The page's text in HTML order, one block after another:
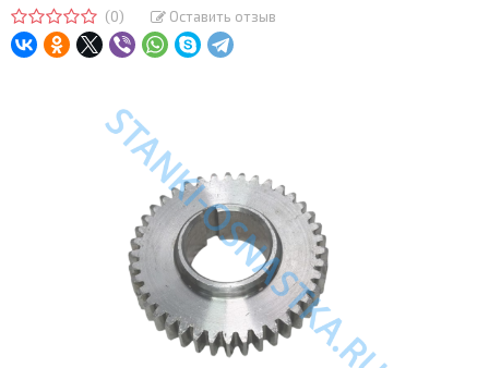
(0) Оставить отзыв